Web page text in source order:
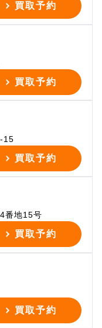
買取予約
買取予約
15
買取予約
番地15号
買取予約
買取予約